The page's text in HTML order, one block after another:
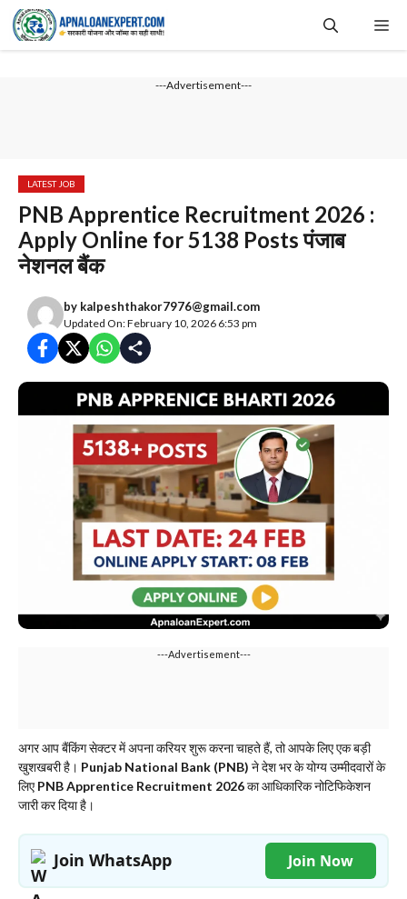
Skip
content
---Advertisement---
LATEST JOB
PNB Apprentice Recruitment 2026 :
Apply Online for 5138 Posts पंजाब
नेशनल बैंक
by kalpeshthakor7976@gmail.com
Updated On: February 10, 2026 6:53 pm
---Advertisement---
​अगर आप बैंकिंग सेक्टर में अपना करियर शुरू करना चाहते हैं, तो आपके लिए एक बड़ी
खुशखबरी है। Punjab National Bank (PNB) ने देश भर के योग्य उम्मीदवारों के
लिएPNB Apprentice Recruitment 2026का आधिकारिक नोटिफिकेशन
जारी कर दिया है।
Join WhatsApp Join Now